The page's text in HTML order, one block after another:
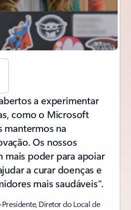
a experimentar
como o Microsoft
mantermos na
Os nossos
mais poder para apoiar
a curar doenças e
mais saudáveis".
Diretor do Local de